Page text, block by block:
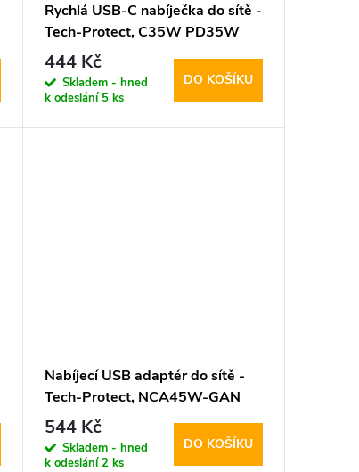
Rychlá USB-C nabíječka do sítě -
Tech-Protect, C35W PD35W
White
444 Kč
Skladem - hned
k odeslání 5 ks
DO KOŠÍKU
Nabíjecí USB adaptér do sítě -
Tech-Protect, NCA45W-GAN
PD45W/QC3.0 White + USB-C
kabel
544 Kč
Skladem - hned
k odeslání2 ks
DO KOŠÍKU